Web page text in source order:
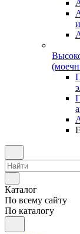
Каталог
По всему сайту
По каталогу